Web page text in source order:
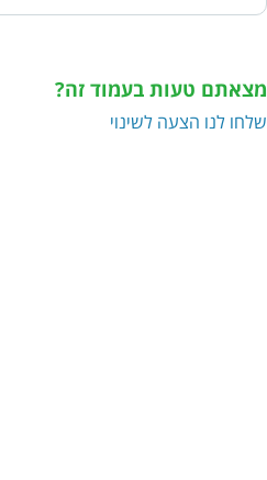
מצאתם טעות בעמוד זה?
שלחו לנו הצעה לשינוי